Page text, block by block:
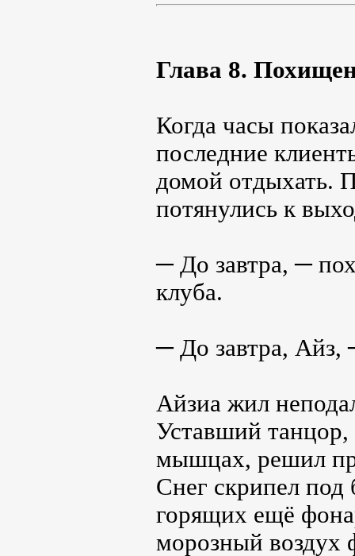
Глава 8.
Когда часы
последние
домой отдыхать.
потянулись к
─ До завтра, ─
клуба.
─ До завтра,
Айзиа жил
Уставший
мышцах, решил
Снег скрипел под
горящих ещё
морозный воздух